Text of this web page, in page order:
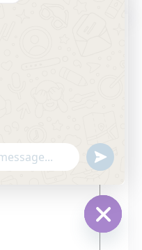
Send
WhatsApp